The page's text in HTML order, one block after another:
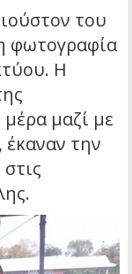
του
φωτογραφία
Η
μαζί με
την